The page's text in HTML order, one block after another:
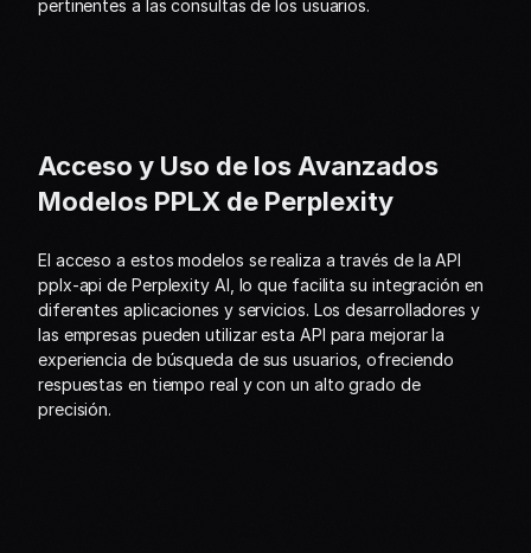
pertinentes a las consultas de los usuarios.
Acceso y Uso de los Avanzados
Modelos PPLX de Perplexity
El acceso a estos modelos se realiza a través de la API
pplx-api de Perplexity AI, lo que facilita su integración en
diferentes aplicaciones y servicios. Los desarrolladores y
las empresas pueden utilizar esta API para mejorar la
experiencia de búsqueda de sus usuarios, ofreciendo
respuestas en tiempo real y con un alto grado de
precisión.